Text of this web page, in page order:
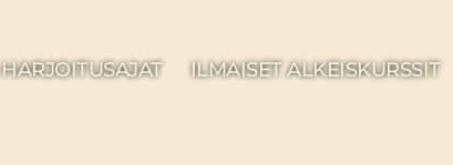
HARJOITUSAJAT ILMAISET ALKEISKURSSIT